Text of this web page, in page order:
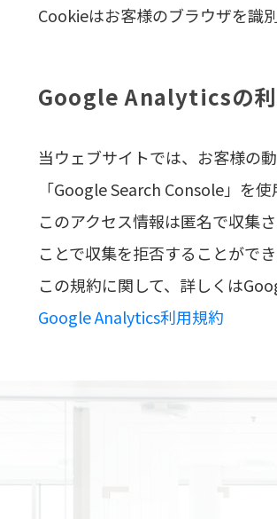
Cookieはお客様のブラウザを識
Google Analyticsの利
当ウェブサイトでは、お客様の
「Google Search Console」を
このアクセス情報は匿名で収集
ことで収集を拒否することがで
この規約に関して、詳しくは
Google Analytics利用規約